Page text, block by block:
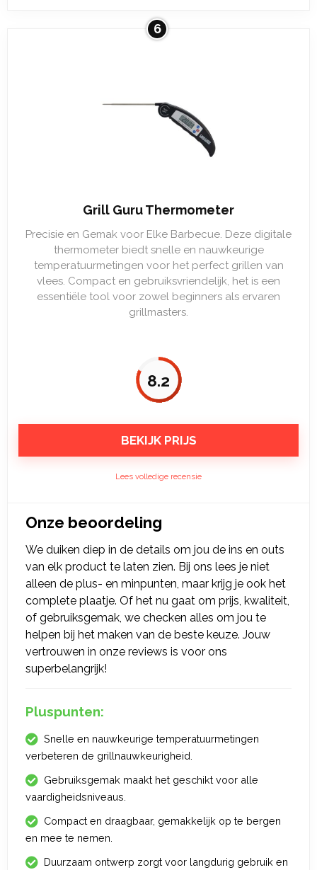
6
Grill Guru Thermometer
Precisie en Gemak voor Elke Barbecue. Deze digitale
thermometer biedt snelle en nauwkeurige
temperatuurmetingen voor het perfect grillen van
vlees. Compact en gebruiksvriendelijk, het is een
essentiële tool voor zowel beginners als ervaren
grillmasters.
8.2
BEKIJK PRIJS
Lees volledige recensie
Onze beoordeling
We duiken diep in de details om jou de ins en outs
van elk product te laten zien. Bij ons lees je niet
alleen de plus- en minpunten, maar krijg je ook het
complete plaatje. Of het nu gaat om prijs, kwaliteit,
of gebruiksgemak, we checken alles om jou te
helpen bij het maken van de beste keuze. Jouw
vertrouwen in onze reviews is voor ons
superbelangrijk!
Pluspunten:
Snelle en nauwkeurige temperatuurmetingen
verbeteren de grillnauwkeurigheid.
Gebruiksgemak maakt het geschikt voor alle
vaardigheidsniveaus.
Compact en draagbaar, gemakkelijk op te bergen
en mee te nemen.
Duurzaam ontwerp zorgt voor langdurig gebruik en